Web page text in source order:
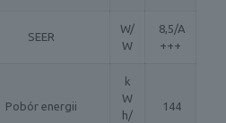
SEER
W/
W
8,5/A
+++
Pobór energii
k
W
h/
144